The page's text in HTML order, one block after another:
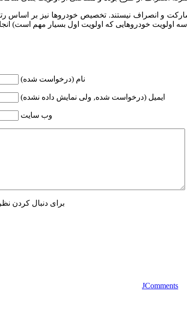
و انصراف نیستند. تخصیص خودروها نیز بر اساس
اولویت خودروهایی که اولویت اول بسیار مهم است)
نام (درخواست شده)
ایمیل (درخواست شده, ولی نمایش داده نشده)
وب سایت
برای دنبال کردن
JComments